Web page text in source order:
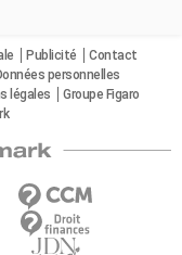
Publicité
Contact
personnelles
légales
Groupe Figaro